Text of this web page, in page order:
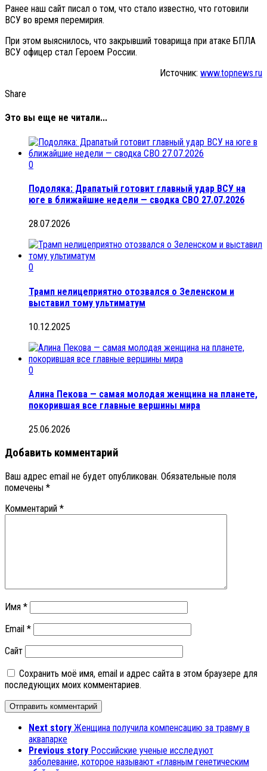
Ранее наш сайт писал о том, что стало известно, что готовили
ВСУ во время перемирия.
При этом выяснилось, что закрывший товарища при атаке БПЛА
ВСУ офицер стал Героем России.
Источник: www.topnews.ru
Share
Это вы еще не читали...
0
Подоляка: Драпатый готовит главный удар ВСУ на
юге в ближайшие недели — сводка СВО 27.07.2026
28.07.2026
0
Трамп нелицеприятно отозвался о Зеленском и
выставил тому ультиматум
10.12.2025
0
Алина Пекова — самая молодая женщина на планете,
покорившая все главные вершины мира
25.06.2026
Добавить комментарий
Ваш адрес email не будет опубликован. Обязательные поля
помечены *
Комментарий *
Имя *
Email *
Сайт
Сохранить моё имя, email и адрес сайта в этом браузере для
последующих моих комментариев.
Next story Женщина получила компенсацию за травму в
аквапарке
Previous story Российские ученые исследуют
заболевание, которое называют «главным генетическим